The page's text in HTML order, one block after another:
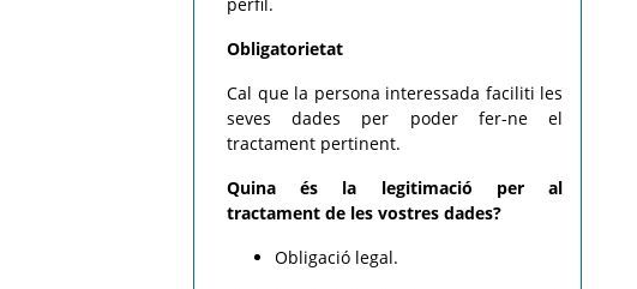
Obligatorietat
Cal que la persona interessada faciliti les
seves dades per poder fer-ne el
tractament pertinent.
Quina és la legitimació per al
tractament de les vostres dades?
Obligació legal.